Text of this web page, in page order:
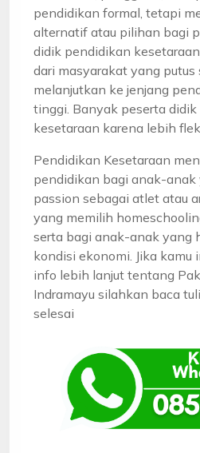
pendidikan formal, tetapi
alternatif atau pilihan bagi
didik pendidikan
dari masyarakat yang
melanjutkan ke jenjang
tinggi. Banyak peserta
kesetaraan karena lebih
Pendidikan Kesetaraan
pendidikan bagi anak-anak
passion sebagai atlet atau
yang memilih
serta bagi anak-anak yang
kondisi ekonomi. Jika kamu
info lebih lanjut tentang
Indramayu silahkan baca
selesai